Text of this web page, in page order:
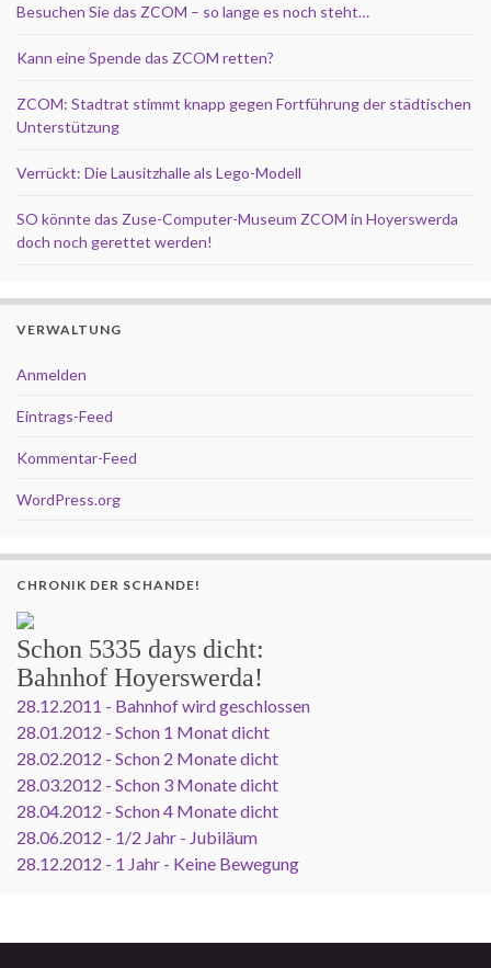
Besuchen Sie das ZCOM – so lange es noch steht…
Kann eine Spende das ZCOM retten?
ZCOM: Stadtrat stimmt knapp gegen Fortführung der städtischen
Unterstützung
Verrückt: Die Lausitzhalle als Lego-Modell
SO könnte das Zuse-Computer-Museum ZCOM in Hoyerswerda
doch noch gerettet werden!
VERWALTUNG
Anmelden
Eintrags-Feed
Kommentar-Feed
WordPress.org
CHRONIK DER SCHANDE!
Schon 5335 days dicht:
Bahnhof Hoyerswerda!
28.12.2011 - Bahnhof wird geschlossen
28.01.2012 - Schon 1 Monat dicht
28.02.2012 - Schon 2 Monate dicht
28.03.2012 - Schon 3 Monate dicht
28.04.2012 - Schon 4 Monate dicht
28.06.2012 - 1/2 Jahr - Jubiläum
28.12.2012 - 1 Jahr - Keine Bewegung